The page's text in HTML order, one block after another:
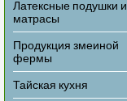
Латексные подушки и
матрасы
Продукция змеиной
фермы
Тайская кухня